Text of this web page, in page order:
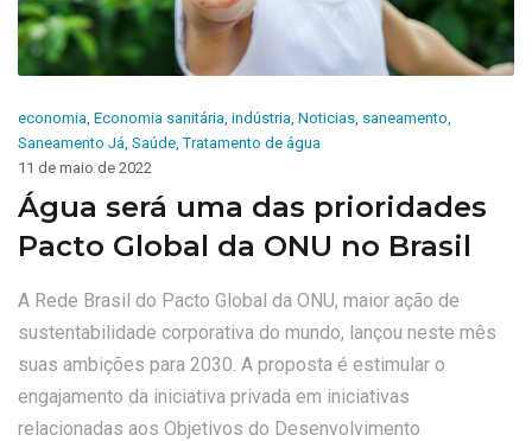
economia Economia sanitária indústria Noticias saneamento
Saneamento Já Saúde ,Tratamento de água
11 de maio de 2022
Água será uma das prioridades
Pacto Global da ONU no Brasil
A Rede Brasil do Pacto Global da ONU, maior ação de
sustentabilidade corporativa do mundo, lançou neste mês
suas ambições para 2030. A proposta é estimular o
engajamento da iniciativa privada em iniciativas
relacionadas aos Objetivos do Desenvolvimento